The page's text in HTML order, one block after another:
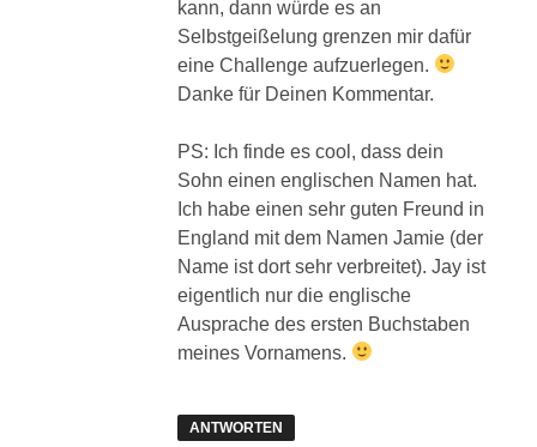
kann, dann würde es an
Selbstgeißelung grenzen mir dafür
eine Challenge aufzuerlegen.
Danke für Deinen Kommentar.
PS: Ich finde es cool, dass dein
Sohn einen englischen Namen hat.
Ich habe einen sehr guten Freund in
England mit dem Namen Jamie (der
Name ist dort sehr verbreitet). Jay ist
eigentlich nur die englische
Ausprache des ersten Buchstaben
meines Vornamens.
ANTWORTEN